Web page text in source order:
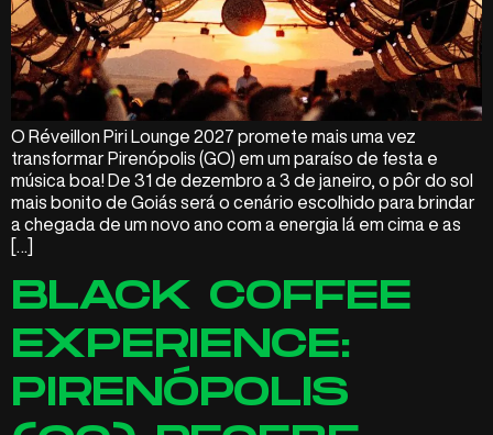
O Réveillon Piri Lounge 2027 promete mais uma vez
transformar Pirenópolis (GO) em um paraíso de festa e
música boa! De 31 de dezembro a 3 de janeiro, o pôr do sol
mais bonito de Goiás será o cenário escolhido para brindar
a chegada de um novo ano com a energia lá em cima e as
[…]
BLACK COFFEE
EXPERIENCE:
PIRENÓPOLIS